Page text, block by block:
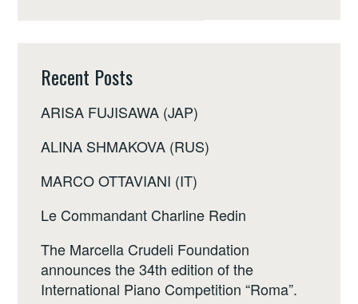
Recent Posts
ARISA FUJISAWA (JAP)
ALINA SHMAKOVA (RUS)
MARCO OTTAVIANI (IT)
Le Commandant Charline Redin
The Marcella Crudeli Foundation
announces the 34th edition of the
International Piano Competition “Roma”.